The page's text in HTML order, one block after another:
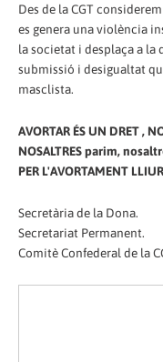
Des de la CGT
es genera una violència
la societat i desplaça a
submissió i desigualtat
masclista.
AVORTAR ÉS UN DRET ,
NOSALTRES parim,
PER L'AVORTAMENT
Secretària de la Dona.
Secretariat Permanent.
Comitè Confederal de la